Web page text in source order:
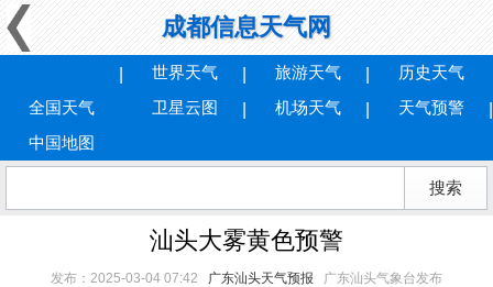
成都信息天气网
全国天气
世界天气 旅游天气
历史天气
卫星云图
机场天气
天气预警
中国地图
汕头大雾黄色预警
发布：2025-03-04 07:42 广东汕头天气预报 广东汕头气象台发布